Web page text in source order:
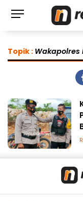
Topik : Wakapolres